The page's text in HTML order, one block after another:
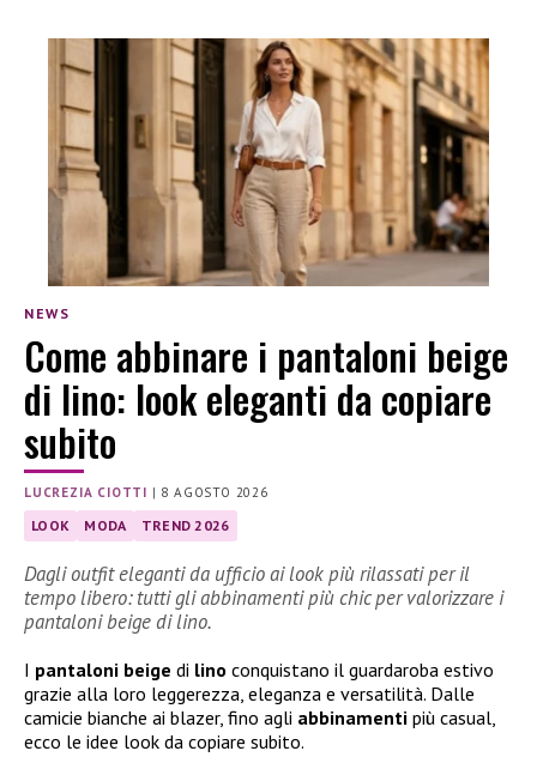
NEWS
Come abbinare i pantaloni beige
di lino: look eleganti da copiare
subito
LUCREZIA CIOTTI | 8 AGOSTO 2026
LOOK MODA TREND 2026
Dagli outfit eleganti da ufficio ai look più rilassati per il
tempo libero: tutti gli abbinamenti più chic per valorizzare i
pantaloni beige di lino.
I pantaloni beige di lino conquistano il guardaroba estivo
grazie alla loro leggerezza, eleganza e versatilità. Dalle
camicie bianche ai blazer, fino agli abbinamenti più casual,
ecco le idee look da copiare subito.